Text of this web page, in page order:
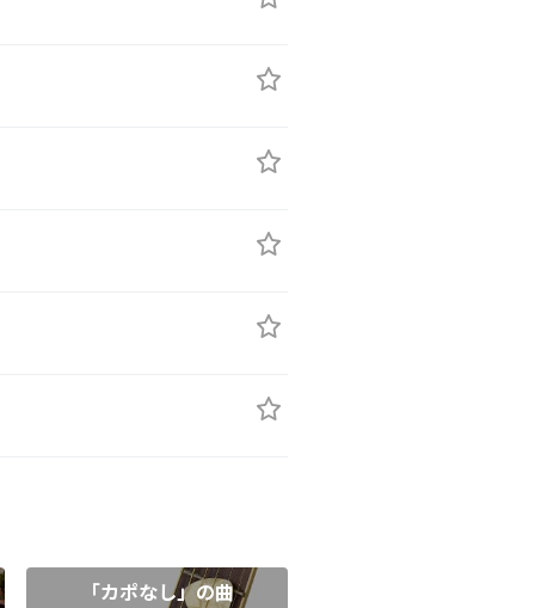
「カポなし」の曲